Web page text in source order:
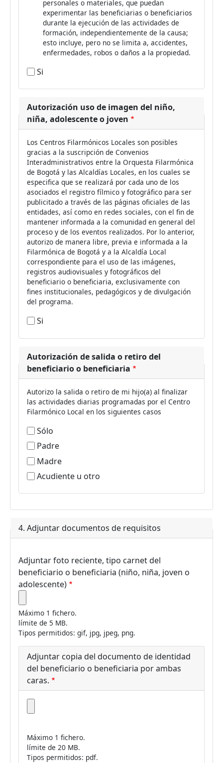
personales o materiales, que puedan
experimentar las beneficiarias o beneficiarios
durante la ejecución de las actividades de
formación, independientemente de la causa;
esto incluye, pero no se limita a, accidentes,
enfermedades, robos o daños a la propiedad.
Si
Autorización uso de imagen del niño,
niña, adolescente o joven
Los Centros Filarmónicos Locales son posibles
gracias a la suscripción de Convenios
Interadministrativos entre la Orquesta Filarmónica
de Bogotá y las Alcaldías Locales, en los cuales se
especifica que se realizará por cada uno de los
asociados el registro fílmico y fotográfico para ser
publicitado a través de las páginas oficiales de las
entidades, así como en redes sociales, con el fin de
mantener informada a la comunidad en general del
proceso y de los eventos realizados. Por lo anterior,
autorizo de manera libre, previa e informada a la
Filarmónica de Bogotá y a la Alcaldía Local
correspondiente para el uso de las imágenes,
registros audiovisuales y fotográficos del
beneficiario o beneficiaria, exclusivamente con
fines institucionales, pedagógicos y de divulgación
del programa.
Si
Autorización de salida o retiro del
beneficiario o beneficiaria
Autorizo la salida o retiro de mi hijo(a) al finalizar
las actividades diarias programadas por el Centro
Filarmónico Local en los siguientes casos
Sólo
Padre
Madre
Acudiente u otro
4. Adjuntar documentos de requisitos
Adjuntar foto reciente, tipo carnet del
beneficiario o beneficiaria (niño, niña, joven o
adolescente)
Máximo 1 fichero.
límite de 5 MB.
Tipos permitidos: gif, jpg, jpeg, png.
Adjuntar copia del documento de identidad
del beneficiario o beneficiaria por ambas
caras.
Máximo 1 fichero.
límite de 20 MB.
Tipos permitidos: pdf.